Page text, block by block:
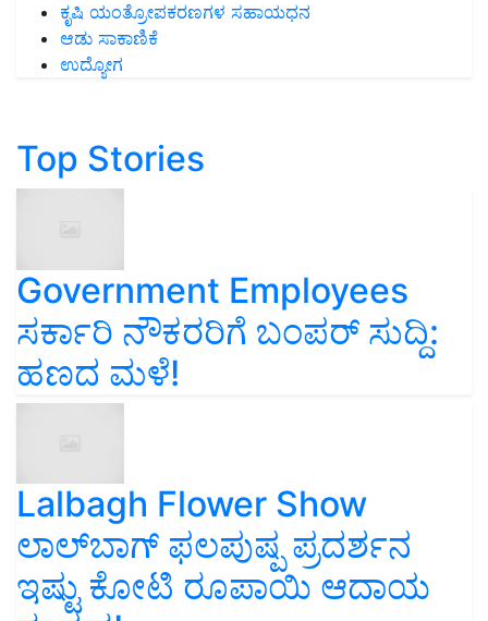
ಕೃಷಿ ಯಂತ್ರೋಪಕರಣಗಳ ಸಹಾಯಧನ
ಆಡು ಸಾಕಾಣಿಕೆ
ಉದ್ಯೋಗ
Top Stories
Government Employees
ಸರ್ಕಾರಿ ನೌಕರರಿಗೆ ಬಂಪರ್‌ ಸುದ್ದಿ:
ಹಣದ ಮಳೆ!
Lalbagh Flower Show
ಲಾಲ್‌ಬಾಗ್ ಫಲಪುಷ್ಪ ಪ್ರದರ್ಶನ
ಇಷ್ಟು ಕೋಟಿ ರೂಪಾಯಿ ಆದಾಯ